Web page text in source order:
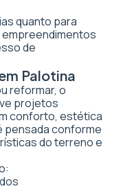
quanto para
de
Palotina
reformar, o
projetos
conforto, estética
pensada conforme
do terreno e